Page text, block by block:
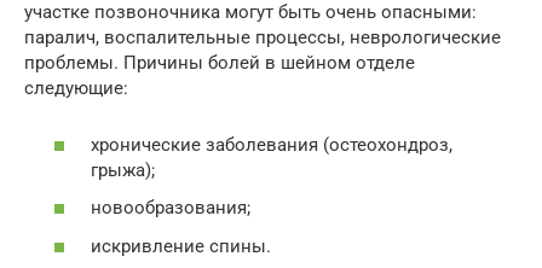
участке позвоночника могут быть очень опасными:
паралич, воспалительные процессы, неврологические
проблемы. Причины болей в шейном отделе
следующие:
хронические заболевания (остеохондроз,
грыжа);
новообразования;
искривление спины.